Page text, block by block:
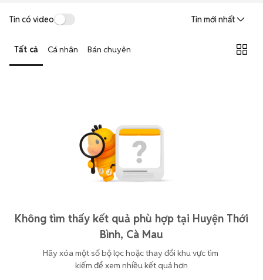
Tin có video Tin mới nhất
Tất cả Cá nhân Bán chuyên
Không tìm thấy kết quả phù hợp tại Huyện Thới
Bình, Cà Mau
Hãy xóa một số bộ lọc hoặc thay đổi khu vực tìm
kiếm để xem nhiều kết quả hơn